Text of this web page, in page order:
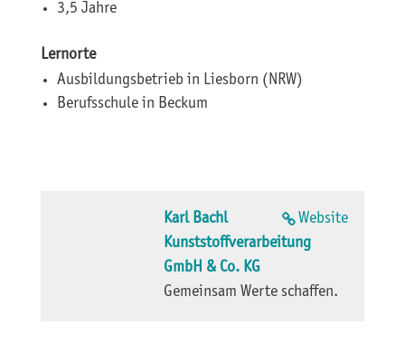
3,5 Jahre
Lernorte
Ausbildungsbetrieb in Liesborn (NRW)
Berufsschule in Beckum
Website
Karl Bachl
Kunststoffverarbeitung
GmbH & Co. KG
Gemeinsam Werte schaffen.